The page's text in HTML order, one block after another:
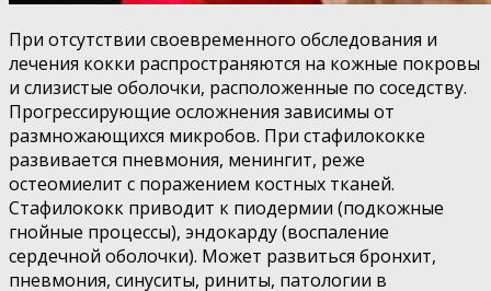
При отсутствии своевременного обследования и
лечения кокки распространяются на кожные покровы
и слизистые оболочки, расположенные по соседству.
Прогрессирующие осложнения зависимы от
размножающихся микробов. При стафилококке
развивается пневмония, менингит, реже
остеомиелит с поражением костных тканей.
Стафилококк приводит к пиодермии (подкожные
гнойные процессы), эндокарду (воспаление
сердечной оболочки). Может развиться бронхит,
пневмония, синуситы, риниты, патологии в